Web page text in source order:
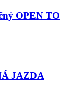
OPEN TO
JAZDA